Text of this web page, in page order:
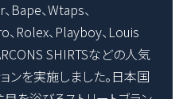
Bape、Wtaps、
Rolex、Playboy、Louis
SHIRTSなどの人気
ンを実施しました。日本国